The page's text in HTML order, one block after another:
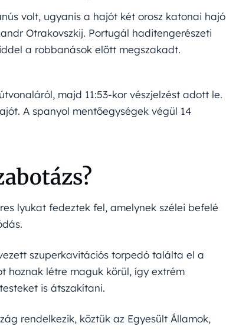
volt, ugyanis a hajót két orosz katonai hajó
Otrakovszkij. Portugál haditengerészeti
a robbanások előtt megszakadt.
majd 11:53-kor vészjelzést adott le.
A spanyol mentőegységek végül 14
lyukat fedeztek fel, amelynek szélei befelé
szuperkavitációs torpedó találta el a
hoznak létre maguk körül, így extrém
is átszakítani.
rendelkezik, köztük az Egyesült Államok,